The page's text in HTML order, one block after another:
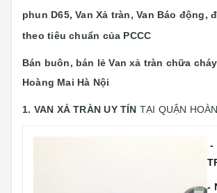
phun D65, Van Xả tràn, Van Báo động,
theo tiêu chuẩn của PCCC
Bán buôn, bán lẻVan xả tràn chữa cháy
Hoàng Mai Hà Nội
1. VAN XẢ TRÀN UY TÍN TẠI QUẬN
-
-